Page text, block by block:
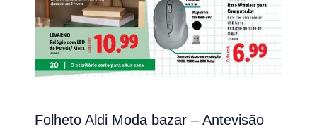
Folheto Aldi Moda bazar – Antevisão